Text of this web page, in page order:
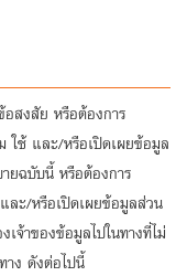
สงสัย หรือต้องการ
ใช้ และ/หรือเปิดเผยข้อมูล
ยฉบับนี้ หรือต้องการ
ละ/หรือเปิดเผยข้อมูลส่วน
จ้าของข้อมูลไปในทางที่ไม่
าง ดังต่อไปนี้